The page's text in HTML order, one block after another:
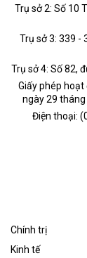
Trụ sở 2: Số 10
Trụ sở 3: 339 -
Trụ sở 4: Số 82,
Giấy phép
ngày 29 tháng
Điện thoại:
Chính trị
Kinh tế